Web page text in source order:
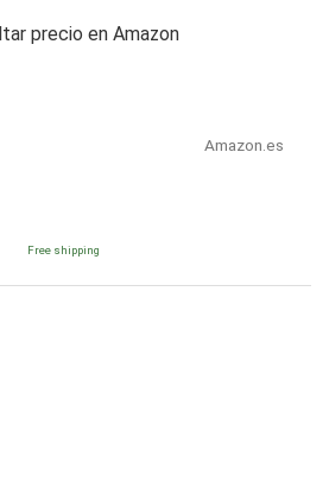
precio en Amazon
Amazon.es
Free shipping